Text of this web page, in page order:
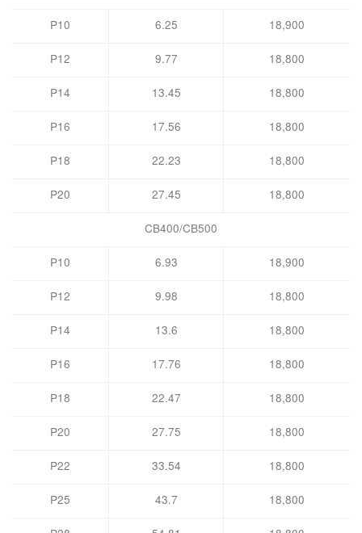
P10 6.25 18,900
P12 9.77 18,800
P14 13.45 18,800
P16 17.56 18,800
P18 22.23 18,800
P20 27.45 18,800
CB400/CB500
P10 6.93 18,900
P12 9.98 18,800
P14 13.6 18,800
P16 17.76 18,800
P18 22.47 18,800
P20 27.75 18,800
P22 33.54 18,800
P25 43.7 18,800